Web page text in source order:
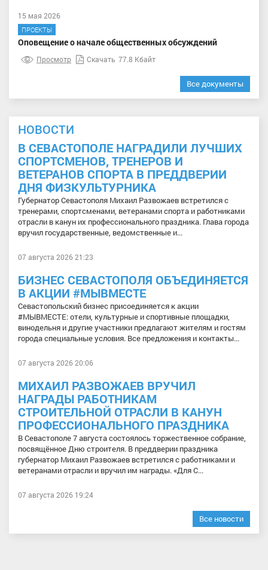
15 мая 2026
ПРОЕКТЫ
Оповещение о начале общественных обсуждений
Просмотр Скачать 77.8 Кбайт
Все документы
НОВОСТИ
В СЕВАСТОПОЛЕ НАГРАДИЛИ ЛУЧШИХ
СПОРТСМЕНОВ, ТРЕНЕРОВ И
ВЕТЕРАНОВ СПОРТА В ПРЕДДВЕРИИ
ДНЯ ФИЗКУЛЬТУРНИКА
Губернатор Севастополя Михаил Развожаев встретился с
тренерами, спортсменами, ветеранами спорта и работниками
отрасли в канун их профессионального праздника. Глава города
вручил государственные, ведомственные и...
07 августа 2026 21:23
БИЗНЕС СЕВАСТОПОЛЯ ОБЪЕДИНЯЕТСЯ
В АКЦИИ #МЫВМЕСТЕ
Севастопольский бизнес присоединяется к акции
#МЫВМЕСТЕ: отели, культурные и спортивные площадки,
винодельня и другие участники предлагают жителям и гостям
города специальные условия. Все предложения и контакты...
07 августа 2026 20:06
МИХАИЛ РАЗВОЖАЕВ ВРУЧИЛ
НАГРАДЫ РАБОТНИКАМ
СТРОИТЕЛЬНОЙ ОТРАСЛИ В КАНУН
ПРОФЕССИОНАЛЬНОГО ПРАЗДНИКА
В Севастополе 7 августа состоялось торжественное собрание,
посвящённое Дню строителя. В преддверии праздника
губернатор Михаил Развожаев встретился с работниками и
ветеранами отрасли и вручил им награды. «Для С...
07 августа 2026 19:24
Все новости